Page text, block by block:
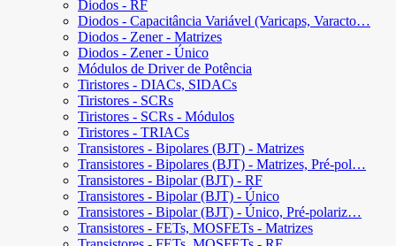
Diodos - RF
Diodos - Capacitância Variável (Varicaps, Varacto…
Diodos - Zener - Matrizes
Diodos - Zener - Único
Módulos de Driver de Potência
Tiristores - DIACs, SIDACs
Tiristores - SCRs
Tiristores - SCRs - Módulos
Tiristores - TRIACs
Transistores - Bipolares (BJT) - Matrizes
Transistores - Bipolares (BJT) - Matrizes, Pré-pol…
Transistores - Bipolar (BJT) - RF
Transistores - Bipolar (BJT) - Único
Transistores - Bipolar (BJT) - Único, Pré-polariz…
Transistores - FETs, MOSFETs - Matrizes